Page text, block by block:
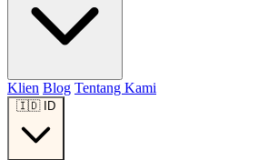
Klien Blog Tentang Kami
🇮🇩 ID